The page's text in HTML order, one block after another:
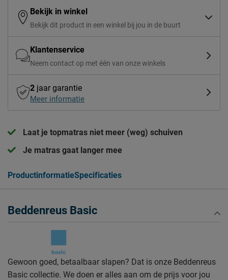
Bekijk in winkel
Bekijk dit product in een winkel bij jou in de buurt
Klantenservice
Neem contact op met één van onze winkels
2 jaar garantie
Meer informatie
Laat je topmatras niet meer (weg) schuiven
Je matras gaat langer mee
ProductinformatieSpecificaties
Beddenreus Basic
Gewoon goed, betaalbaar slapen? Dat is onze Beddenreus
Basic collectie. We doen er alles aan om de prijs voor jou